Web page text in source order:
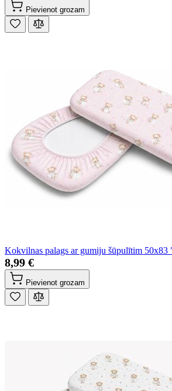
Pievienot grozam
Kokvilnas palags ar gumiju šūpulītim 50x83
8,99 €
Pievienot grozam